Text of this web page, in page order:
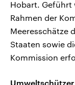
Hobart. Geführt
Rahmen der
Meeresschätze
Staaten sowie
Kommission